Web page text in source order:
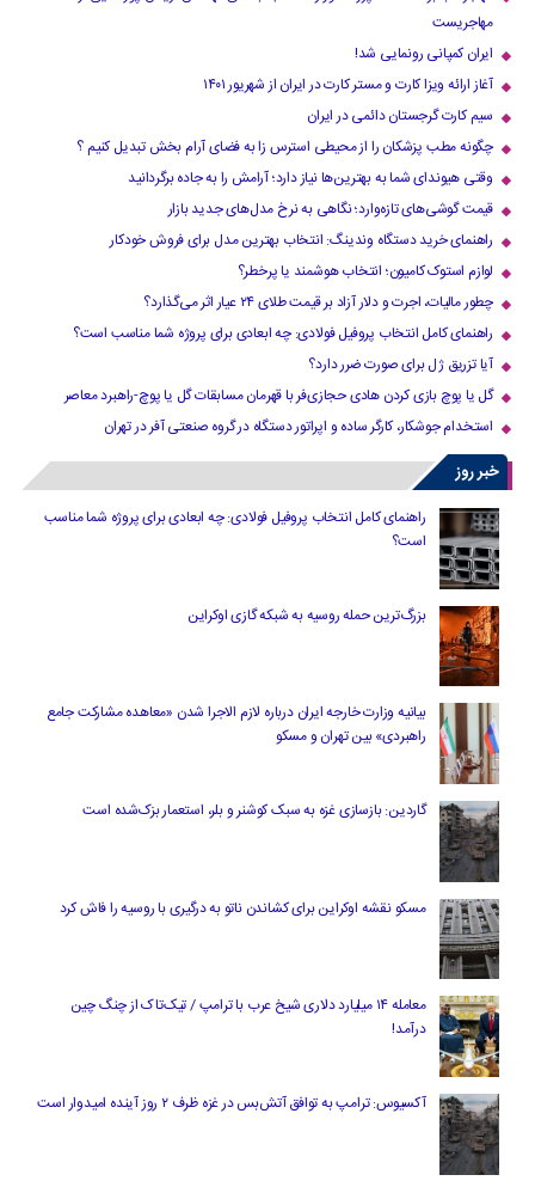
مهاجریست
ایران کمپانی رونمایی شد!
آغاز ارائه ویزا کارت و مستر کارت در ایران از شهریور ۱۴۰۱
سیم کارت گرجستان دائمی در ایران
چگونه مطب پزشکان را از محیطی استرس زا به فضای آرام بخش تبدیل کنیم ؟
وقتی هیوندای شما به بهترین‌ها نیاز دارد؛ آرامش را به جاده برگردانید
قیمت گوشی‌های تازه‌وارد؛ نگاهی به نرخ مدل‌های جدید بازار
راهنمای خرید دستگاه وندینگ: انتخاب بهترین مدل برای فروش خودکار
لوازم استوک کامیون؛ انتخاب هوشمند یا پرخطر؟
چطور مالیات، اجرت و دلار آزاد بر قیمت طلای ۲۴ عیار اثر می‌گذارد؟
راهنمای کامل انتخاب پروفیل فولادی: چه ابعادی برای پروژه شما مناسب است؟
آیا تزریق ژل برای صورت ضرر دارد​؟
گل یا پوچ بازی کردن هادی حجازی‌فر با قهرمان مسابقات گل یا پوچ-راهبرد معاصر
استخدام جوشکار، کارگر ساده و اپراتور دستگاه در گروه صنعتی آفر در تهران
خبر روز
راهنمای کامل انتخاب پروفیل فولادی: چه ابعادی برای پروژه شما مناسب
است؟
بزرگ‌ترین حمله روسیه به شبکه گازی اوکراین
بیانیه وزارت خارجه ایران درباره لازم‌ الاجرا شدن «معاهده مشارکت جامع
راهبردی» بین تهران و مسکو
گاردین: بازسازی غزه به سبک کوشنر و بلر، استعمار بزک‌شده است
مسکو نقشه اوکراین برای کشاندن ناتو به درگیری با روسیه را فاش کرد
معامله ۱۴ میلیارد دلاری شیخ عرب با ترامپ / تیک‌تاک از چنگ چین
درآمد!
آکسیوس: ترامپ به توافق آتش‌بس در غزه ظرف ۲ روز آینده امیدوار است